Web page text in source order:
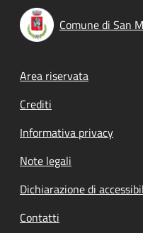
Comune di San
Footer menu
Area riservata
Crediti
Informativa privacy
Note legali
Dichiarazione di
Contatti